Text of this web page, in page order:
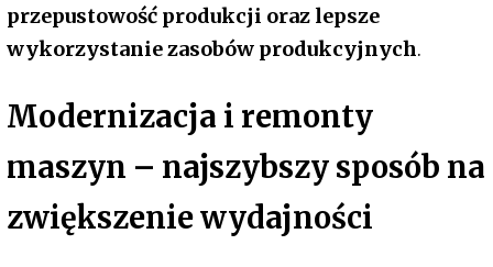
przepustowość produkcji oraz lepsze
wykorzystanie zasobów produkcyjnych.
Modernizacja i remonty
maszyn – najszybszy sposób na
zwiększenie wydajności